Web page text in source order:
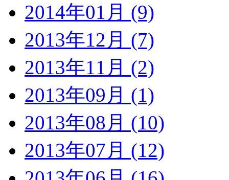
2014年01月 (9)
2013年12月 (7)
2013年11月 (2)
2013年09月 (1)
2013年08月 (10)
2013年07月 (12)